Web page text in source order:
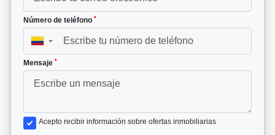
Número de teléfono *
▼
Mensaje *
Acepto recibir información sobre ofertas inmobiliarias